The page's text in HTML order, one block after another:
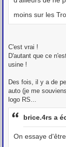
moins sur les
C'est vrai !
D'autant que ce
usine !
Des fois, il y a de
auto (je me
logo RS...
brice.4rs a
On essaye